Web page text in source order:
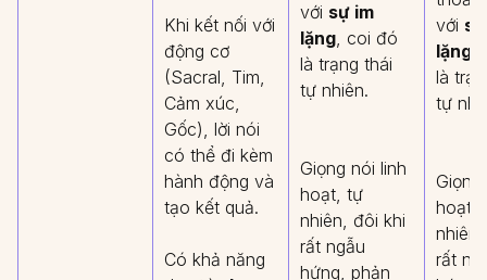
Khi kết nối với
động cơ
(Sacral, Tim,
Cảm xúc,
Gốc), lời nói
có thể đi kèm
hành động và
tạo kết quả.
Có khả năng
với sự im
lặng, coi đó
là trạng thái
tự nhiên.
Giọng nói linh
hoạt, tự
nhiên, đôi khi
rất ngẫu
hứng, phản
với
lặng
là
tự
hoạt,
rất